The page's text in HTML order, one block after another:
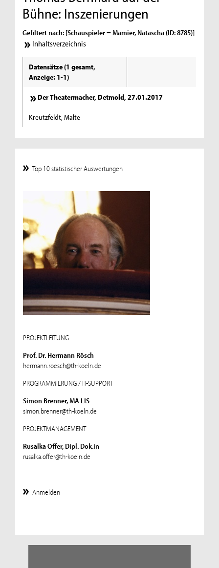
Bühne: Inszenierungen
Gefiltert nach: [Schauspieler = Mamier, Natascha (ID: 8785)]
Inhaltsverzeichnis
Datensätze (1 gesamt,
Anzeige: 1-1)
Der Theatermacher, Detmold, 27.01.2017
Kreutzfeldt, Malte
Top 10 statistischer Auswertungen
PROJEKTLEITUNG
Prof. Dr. Hermann Rösch
hermann.roesch@th-koeln.de
PROGRAMMIERUNG / IT-SUPPORT
Simon Brenner, MA LIS
simon.brenner@th-koeln.de
PROJEKTMANAGEMENT
Rusalka Offer, Dipl. Dok.in
rusalka.offer@th-koeln.de
Anmelden